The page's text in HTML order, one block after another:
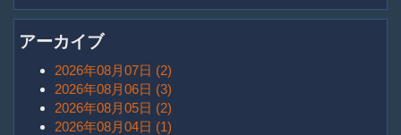
アーカイブ
2026年08月07日 (2)
2026年08月06日 (3)
2026年08月05日 (2)
2026年08月04日 (1)